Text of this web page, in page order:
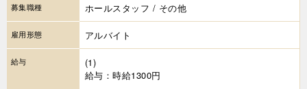
募集職種 ホールスタッフ / その他
雇用形態 アルバイト
給与
(1)
給与：時給1300円